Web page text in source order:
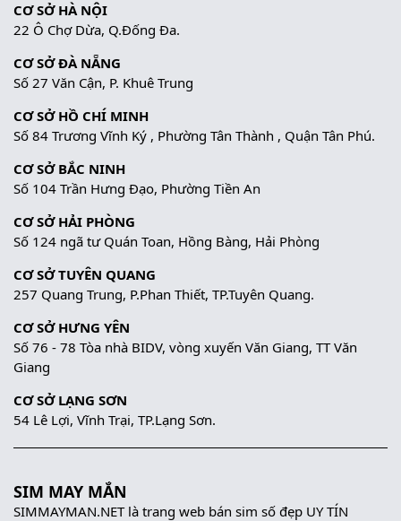
CƠ SỞ HÀ NỘI
22 Ô Chợ Dừa, Q.Đống Đa.
CƠ SỞ ĐÀ NẴNG
Số 27 Văn Cận, P. Khuê Trung
CƠ SỞ HỒ CHÍ MINH
Số 84 Trương Vĩnh Ký , Phường Tân Thành , Quận Tân Phú.
CƠ SỞ BẮC NINH
Số 104 Trần Hưng Đạo, Phường Tiền An
CƠ SỞ HẢI PHÒNG
Số 124 ngã tư Quán Toan, Hồng Bàng, Hải Phòng
CƠ SỞ TUYÊN QUANG
257 Quang Trung, P.Phan Thiết, TP.Tuyên Quang.
CƠ SỞ HƯNG YÊN
Số 76 - 78 Tòa nhà BIDV, vòng xuyến Văn Giang, TT Văn
Giang
CƠ SỞ LẠNG SƠN
54 Lê Lợi, Vĩnh Trại, TP.Lạng Sơn.
SIM MAY MẮN
SIMMAYMAN.NET là trang web bán sim số đẹp UY TÍN